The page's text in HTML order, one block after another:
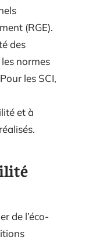
(RGE).
des
normes
les SCI,
et à
de l’éco-